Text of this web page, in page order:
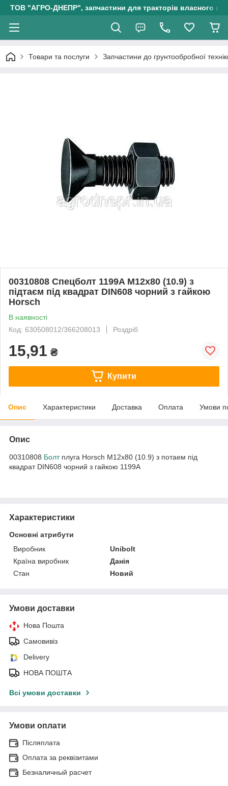
ТОВ "АГРО-ДНЕПР", запчастини для тракторів власного
Товари та послуги Запчастини до грунтообробної
00310808 Спецболт 1199A М12х80 (10.9) з
підтаєм під квадрат DIN608 чорний з гайкою
Horsch
В наявності
Код: 630508012/366208013
Роздріб
15,91 ₴
Купити
Опис Характеристики Доставка Оплата Умови
Опис
00310808 Болтплуга Horsch М12х80 (10.9) з потаем під
квадрат DIN608 чорний з гайкою 1199A
Характеристики
Основні атрибути
Виробник
Unibolt
Країна виробник
Данія
Стан
Новий
Умови доставки
Нова Пошта
Самовивіз
Delivery
НОВА ПОШТА
Всі умови доставки
Умови оплати
Післяплата
Оплата за реквізитами
Безналичный расчет